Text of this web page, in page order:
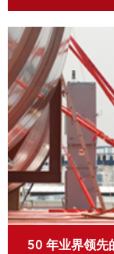
50 年业界领先